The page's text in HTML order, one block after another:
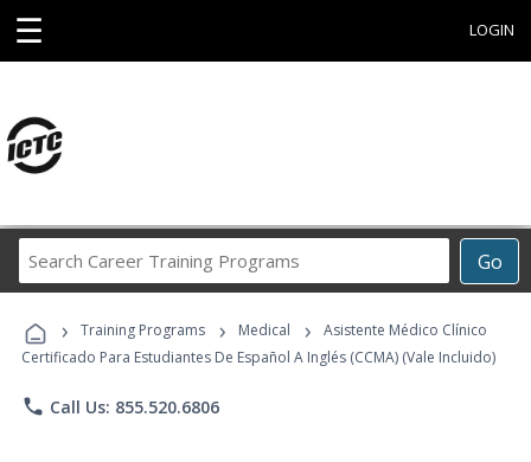
☰ LOGIN
Go
Career
Programs
› Training Programs › Medical ›
Asistente Médico Clínico
Certificado Para Estudiantes De Español A Inglés (CCMA) (Vale Incluido)
phone Call Us: 855.520.6806